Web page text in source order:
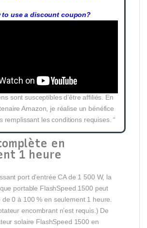
to use a discount coupon?
sont susceptibles d’être affiliés. En
Amazon, je réalise un bénéfice
remplissant les conditions requises. “
en
1 heure
port d’entrée CA de 1 500 W, la
portable FlashSpeed 1500 peut
0 à 100 % en seulement 1 heure.
encombrant n’est requis.) De
solaire FlashSpeed 1500 en